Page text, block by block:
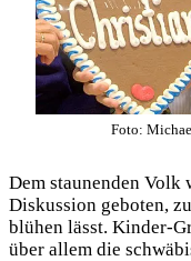
Foto:
Dem staunenden Volk
Diskussion geboten,
blühen lässt. Kinder-
über allem die